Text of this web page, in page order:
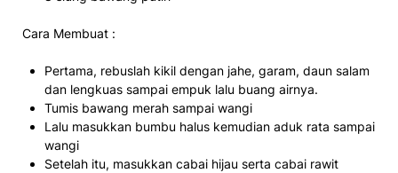
Cara Membuat :
Pertama, rebuslah kikil dengan jahe, garam, daun salam
dan lengkuas sampai empuk lalu buang airnya.
Tumis bawang merah sampai wangi
Lalu masukkan bumbu halus kemudian aduk rata sampai
wangi
Setelah itu, masukkan cabai hijau serta cabai rawit